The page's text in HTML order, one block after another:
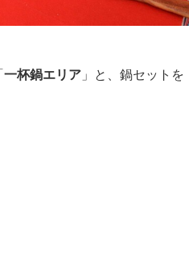
一杯鍋エリア」と、鍋セットを